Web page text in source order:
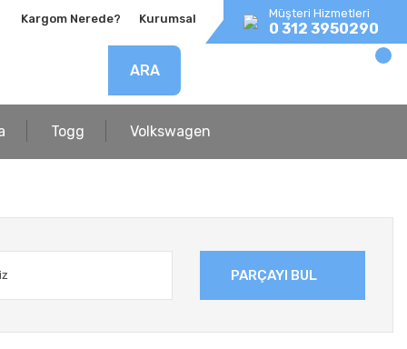
Kargom Nerede? Kurumsal Müşteri Hizmetleri
0 312 3950290
ARA
Togg Volkswagen
PARÇAYI BUL